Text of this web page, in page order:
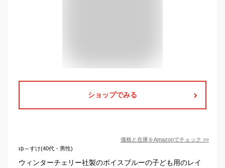
ショップでみる
価格と在庫をAmazonでチェック >>
ゆ～すけ(40代・男性)
ウィンターチェリー社製のボイスブルーの子ども用のレイ